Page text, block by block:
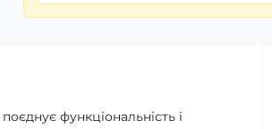
функціональність і